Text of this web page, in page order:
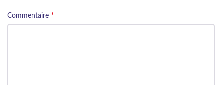
Commentaire *